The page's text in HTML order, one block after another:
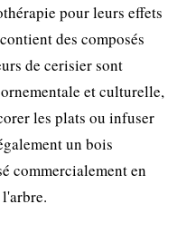
pour leurs effets
des composés
de cerisier sont
et culturelle,
les plats ou infuser
un bois
commercialement en